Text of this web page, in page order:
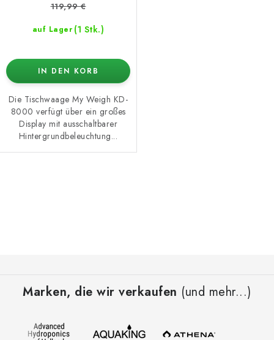
auf Lager (1 Stk.)
119,99 €
IN DEN KORB
Die Tischwaage My Weigh KD-
8000 verfügt über ein großes
Display mit ausschaltbarer
Hintergrundbeleuchtung...
Marken, die wir verkaufen (und mehr...)